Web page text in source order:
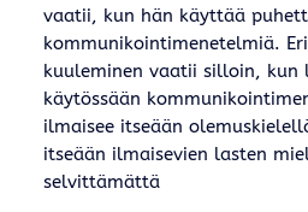
vaatii, kun hän käyttää
kommunikointimenetelmiä.
kuuleminen vaatii silloin, kun
käytössään
ilmaisee itseään
itseään ilmaisevien lasten
selvittämättä